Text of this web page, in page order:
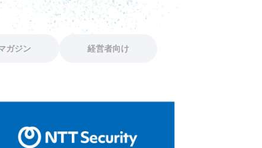
ガジン 経営者向け